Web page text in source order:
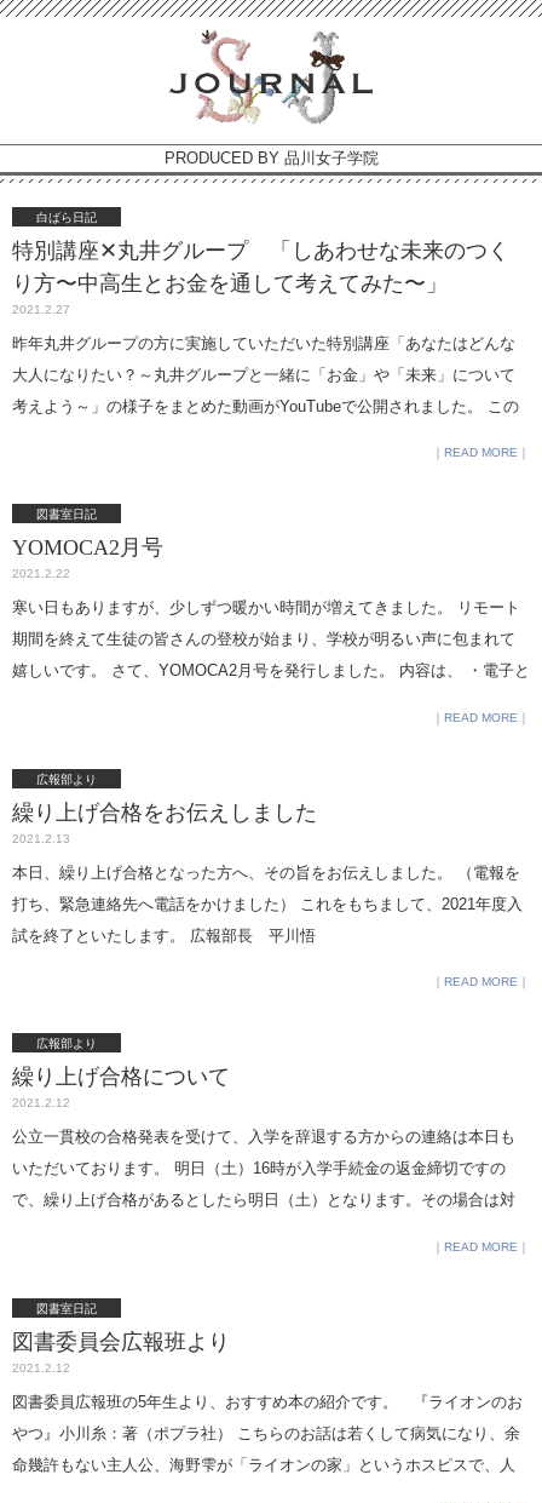
PRODUCED BY 品川女子学院
白ばら日記
特別講座✕丸井グループ 「しあわせな未来のつく
り方〜中高生とお金を通して考えてみた〜」
2021.2.27
昨年丸井グループの方に実施していただいた特別講座「あなたはどんな
大人になりたい？～丸井グループと一緒に「お金」や「未来」について
考えよう～」の様子をまとめた動画がYouTubeで公開されました。 この
れ！」←サイトへとべるようになっています。 そのときの様子を担当の
を実施しました。 一回目は、お金の使い方について考えました。最初
ことを学びま した。その後グループに分かれ、「しあわせな未来っ
問いに対し、ディスカッションを行いました。「 丸井グループと一緒に
やりたいことは？」という問いに対しては、 お金に関する講座の開催や
クレジットカードの擬似体験が出来る仕 組みなど、様々なアイディアを
出しており、 お金に対する関心が高いことが伝わってきました。 二回目
はグループでディスカッションした内容を全体に共有し、 しあわせな未
来の実現に向けた抱負を1人1人が掲げました。「 助け合い」や「思いや
り」 といったキーワードをあげている生徒も多くおり、 今回の講座を通
たちにとって身近なものですが、 日々の生活の中で使い道についてじっ
くり考えたり、 人と話し合う機会は少ないと思います。しかし、 しあわ
せな未来を実現していくために、 私たち消費者がお金の使い方について
知り・考え・ 話し合うことが非常に重要なことであると再認識しまし
た。
READ MORE
図書室日記
YOMOCA2月号
2021.2.22
寒い日もありますが、少しずつ暖かい時間が増えてきました。 リモート
期間を終えて生徒の皆さんの登校が始まり、学校が明るい声に包まれて
嬉しいです。 さて、YOMOCA2月号を発行しました。 内容は、 ・電子と
では1枚目のみご覧いただけます。 どうぞよろしくお願いします。 図書
READ MORE
広報部より
繰り上げ合格をお伝えしました
2021.2.13
本日、繰り上げ合格となった方へ、その旨をお伝えしました。 （電報を
打ち、緊急連絡先へ電話をかけました） これをもちまして、2021年度入
試を終了といたします。 広報部長 平川悟
READ MORE
広報部より
繰り上げ合格について
2021.2.12
公立一貫校の合格発表を受けて、入学を辞退する方からの連絡は本日も
いただいております。 明日（土）16時が入学手続金の返金締切ですの
で、繰り上げ合格があるとしたら明日（土）となります。その場合は対
READ MORE
図書室日記
図書委員会広報班より
2021.2.12
図書委員広報班の5年生より、おすすめ本の紹介です。 『ライオンのお
やつ』小川糸：著（ポプラ社） こちらのお話は若くして病気になり、余
命幾許もない主人公、海野雫が「ライオンの家」というホスピスで、人